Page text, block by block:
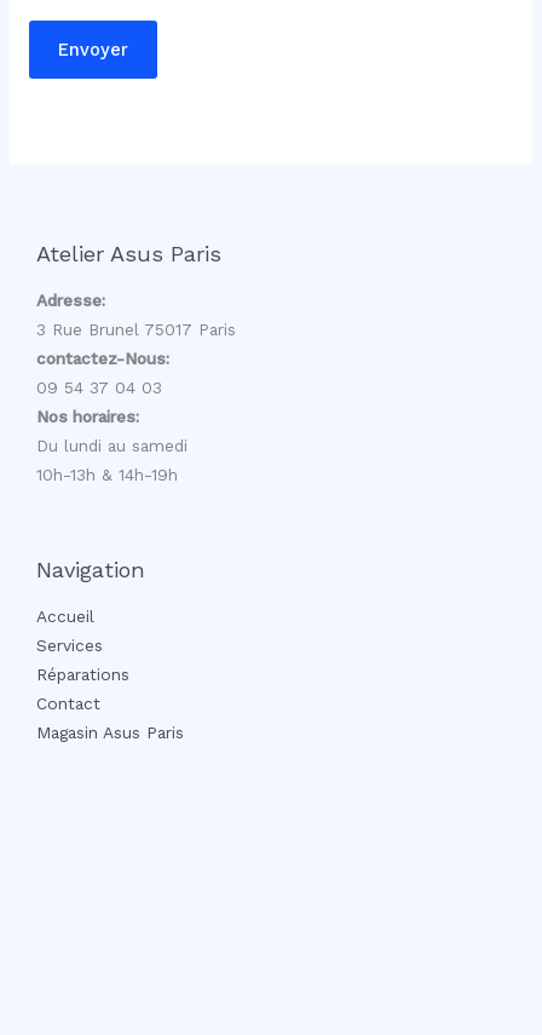
Envoyer
Atelier Asus Paris
Adresse:
3 Rue Brunel 75017 Paris
contactez-Nous:
09 54 37 04 03
Nos horaires:
Du lundi au samedi
10h-13h & 14h-19h
Navigation
Accueil
Services
Réparations
Contact
Magasin Asus Paris